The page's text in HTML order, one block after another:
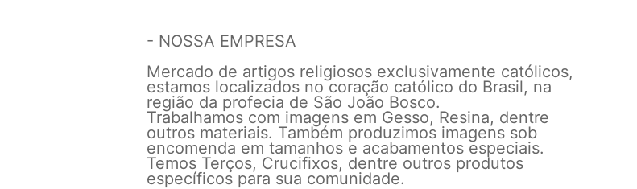
- NOSSA EMPRESA
Mercado de artigos religiosos exclusivamente católicos,
estamos localizados no coração católico do Brasil, na
região da profecia de São João Bosco.
Trabalhamos com imagens em Gesso, Resina, dentre
outros materiais. Também produzimos imagens sob
encomenda em tamanhos e acabamentos especiais.
Temos Terços, Crucifixos, dentre outros produtos
específicos para sua comunidade.